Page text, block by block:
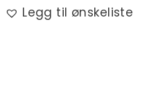
Legg til ønskeliste